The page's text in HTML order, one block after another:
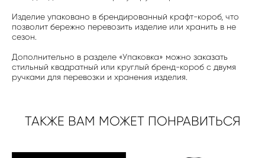
Изделие упаковано в брендированный крафт-короб, что
позволит бережно перевозить изделие или хранить в не
сезон.
Дополнительно в разделе «Упаковка» можно заказать
стильный квадратный или круглый бренд-короб с двумя
ручками для перевозки и хранения изделия.
ТАКЖЕ ВАМ МОЖЕТ ПОНРАВИТЬСЯ